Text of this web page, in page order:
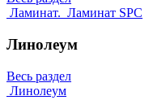
Ламинат. Ламинат SPC
Линолеум
Весь раздел
Линолеум